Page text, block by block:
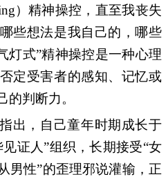
）精神操控，直至我丧失
些想法是我自己的，哪些
灯式”精神操控是一种心理
定受害者的感知、记忆或
的判断力。
出，自己童年时期成长于
证人”组织，长期接受“女
男性”的歪理邪说灌输，正